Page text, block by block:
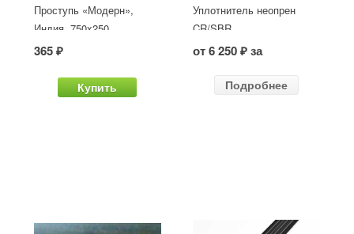
Проступь «Модерн»,
Индия, 750x250
365 ₽
Купить
Уплотнитель неопрен
CR/SBR
от 6 250 ₽ за
Подробнее